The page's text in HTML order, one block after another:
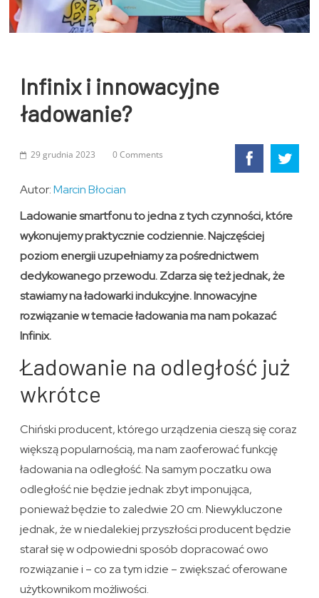
Infinix i innowacyjne
ładowanie?
29 grudnia 2023 0 Comments
Autor:Marcin Błocian
Ladowanie smartfonu to jedna z tych czynności, które
wykonujemy praktycznie codziennie. Najczęściej
poziom energii uzupełniamy za pośrednictwem
dedykowanego przewodu. Zdarza się też jednak, że
stawiamy na ładowarki indukcyjne. Innowacyjne
rozwiązanie w temacie ładowania ma nam pokazać
Infinix.
Ładowanie na odległość już
wkrótce
Chiński producent, którego urządzenia cieszą się coraz
większą popularnością, ma nam zaoferować funkcję
ładowania na odległość. Na samym poczatku owa
odległość nie będzie jednak zbyt imponująca,
ponieważ będzie to zaledwie 20 cm. Niewykluczone
jednak, że w niedalekiej przyszłości producent będzie
starał się w odpowiedni sposób dopracować owo
rozwiązanie i – co za tym idzie – zwiększać oferowane
użytkownikom możliwości.